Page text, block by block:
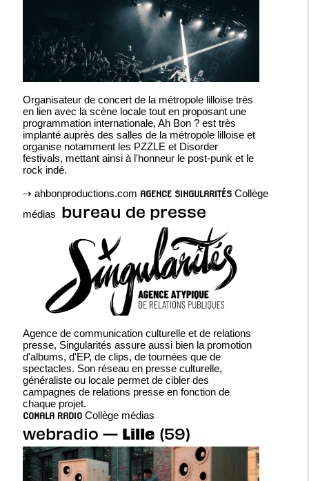
Organisateur de concert de la métropole lilloise très
en lien avec la scène locale tout en proposant une
programmation internationale, Ah Bon ? est très
implanté auprès des salles de la métropole lilloise et
organise notamment les PZZLE et Disorder
festivals, mettant ainsi à l'honneur le post-punk et le
rock indé.
⇢ ahbonproductions.com AGENCE SINGULARITÉS Collège
médias bureau de presse
Agence de communication culturelle et de relations
presse, Singularités assure aussi bien la promotion
d'albums, d'EP, de clips, de tournées que de
spectacles. Son réseau en presse culturelle,
généraliste ou locale permet de cibler des
campagnes de relations presse en fonction de
chaque projet.
COMALA RADIO Collège médias
webradio — Lille (59)